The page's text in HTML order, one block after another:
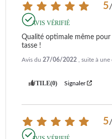
5/
AVIS VÉRIFIÉ
Qualité optimale même
tasse !
Avis du 27/06/2022 , suite à
UTILE(0) Signaler
5/